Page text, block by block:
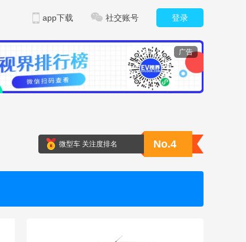
登录
社交账号
app下载
广告
微型车 关注度排名 No.4